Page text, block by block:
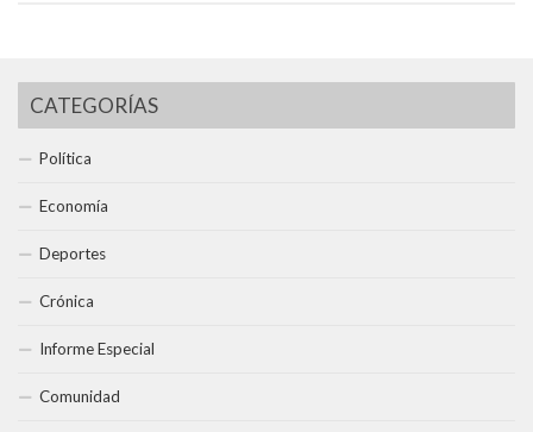
CATEGORÍAS
Política
Economía
Deportes
Crónica
Informe Especial
Comunidad